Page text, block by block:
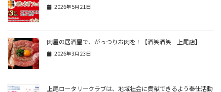
2026年5月21日
肉屋の居酒屋で、がっつりお肉を！【酒笑酒笑 上尾店】
2026年3月23日
上尾ロータリークラブは、地域社会に貢献できるよう奉仕活動